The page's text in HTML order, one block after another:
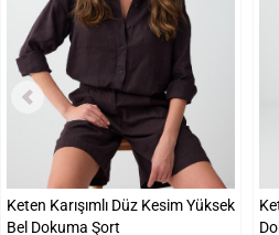
Keten Karışımlı Düz Kesim Yüksek
Bel Dokuma Şort